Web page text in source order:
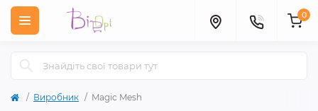
0
Виробник Magic Mesh